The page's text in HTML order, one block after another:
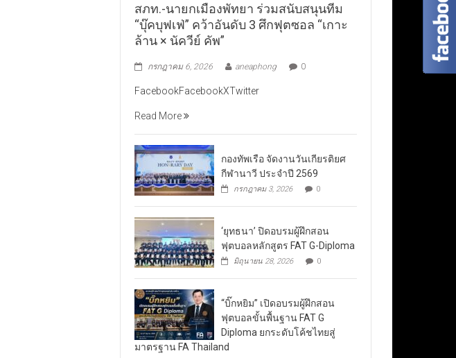
สภท.-นายกเมืองพัทยา ร่วมสนับสนุนทีม
“บุ๊คบุฟเฟ่” คว้าอันดับ 3 ศึกฟุตซอล “เกาะ
ล้าน × นัควีย์ คัพ”
กรกฎาคม 6, 2026 aneaphong 0
FacebookFacebookXTwitter
Read More
กองทัพเรือ จัดงานวันเกียรติยศ
กีฬานาวี ประจำปี 2569
กรกฎาคม 3, 2026 0
‘ยุทธนา’ ปิดอบรมผู้ฝึกสอน
ฟุตบอลหลักสูตร FAT G-Diploma
มิถุนายน 28, 2026 0
“บิ๊กหยิม” เปิดอบรมผู้ฝึกสอน
ฟุตบอลขั้นพื้นฐาน FAT G
Diploma ยกระดับโค้ชไทยสู่
มาตรฐาน FA Thailand